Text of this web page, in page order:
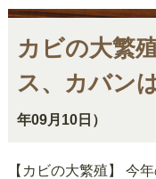
カビの大繁
ス、カバン
年09月10日）
【カビの大繁殖】 今